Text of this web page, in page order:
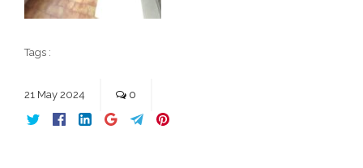
Tags :
21 May 2024 0